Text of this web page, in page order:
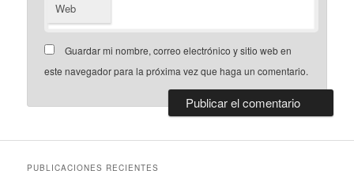
Web
Guardar mi nombre, correo electrónico y sitio web en
este navegador para la próxima vez que haga un comentario.
PUBLICACIONES RECIENTES